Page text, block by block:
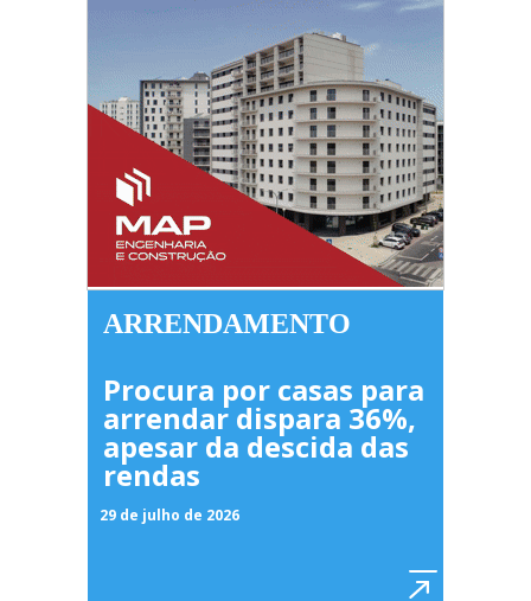
ARRENDAMENTO
Procura por casas para
arrendar dispara 36%,
apesar da descida das
rendas
29 de julho de 2026